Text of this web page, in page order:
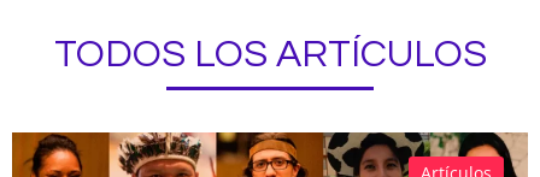
TODOS LOS ARTÍCULOS